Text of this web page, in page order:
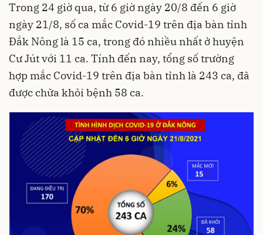
Trong 24 giờ qua, từ 6 giờ ngày 20/8 đến 6 giờ
ngày 21/8, số ca mắc Covid-19 trên địa bàn tỉnh
Đắk Nông là 15 ca, trong đó nhiều nhất ở huyện
Cư Jút với 11 ca. Tính đến nay, tổng số trường
hợp mắc Covid-19 trên địa bàn tỉnh là 243 ca, đã
được chữa khỏi bệnh 58 ca.